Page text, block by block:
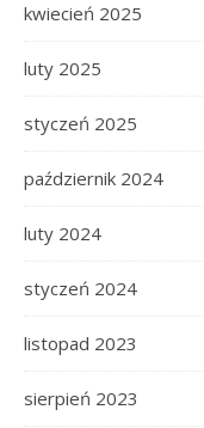
kwiecień 2025
luty 2025
styczeń 2025
październik 2024
luty 2024
styczeń 2024
listopad 2023
sierpień 2023